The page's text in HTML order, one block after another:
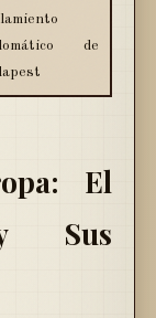
de
El
y Sus